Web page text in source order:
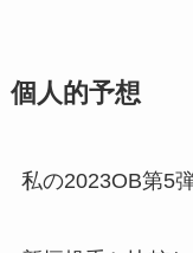
個人的予想
私の2023OB第5